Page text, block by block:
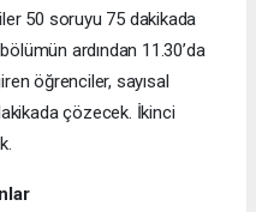
50 soruyu 75 dakikada
ardından 11.30’da
öğrenciler, sayısal
çözecek. İkinci